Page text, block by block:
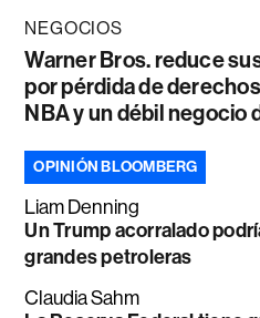
NEGOCIOS
Warner Bros. reduce
por pérdida de
NBA y un débil negocio
OPINIÓN BLOOMBERG
Liam Denning
Un Trump acorralado
grandes petroleras
Claudia Sahm